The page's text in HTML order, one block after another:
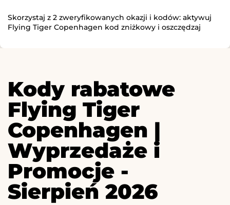
Skorzystaj z 2 zweryfikowanych okazji i kodów: aktywuj
Flying Tiger Copenhagen kod zniżkowy i oszczędzaj
Kody rabatowe
Flying Tiger
Copenhagen |
Wyprzedaże i
Promocje -
Sierpień 2026